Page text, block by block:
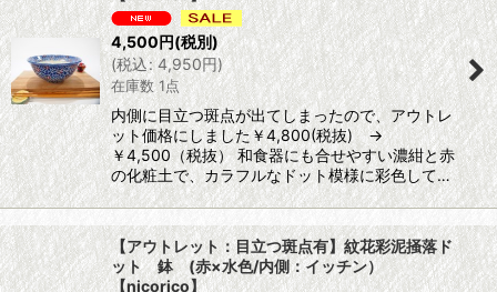
4,500円(税別)
(税込: 4,950円)
在庫数 1点
内側に目立つ斑点が出てしまったので、アウトレ
ット価格にしました￥4,800(税抜) →
￥4,500（税抜） 和食器にも合せやすい濃紺と赤
の化粧土で、カラフルなドット模様に彩色して…
【アウトレット：目立つ斑点有】紋花彩泥掻落ド
ット 鉢 (赤×水色/内側：イッチン）
【nicorico】